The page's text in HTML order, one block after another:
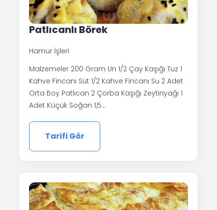
Patlıcanlı Börek
Hamur İşleri
Malzemeler 200 Gram Un 1/2 Çay Kaşığı Tuz 1
Kahve Fincanı Süt 1/2 Kahve Fincanı Su 2 Adet
Orta Boy Patlıcan 2 Çorba Kaşığı Zeytinyağı 1
Adet Küçük Soğan 1,5…
Tarifi Gör